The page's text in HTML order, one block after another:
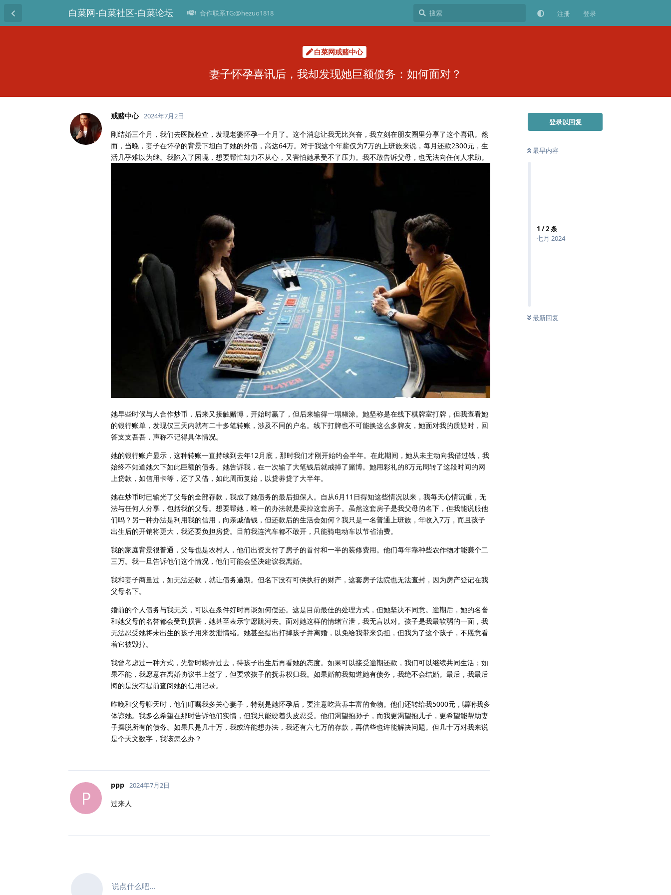
白菜网-白菜社区-白菜论坛 合作联系TG:@hezuo1818 注册 登录
白菜网戒赌中心
妻子怀孕喜讯后，我却发现她巨额债务：如何面对？
登录以回复
最早内容
1 /2条
七月 2024
最新回复
戒赌中心 2024年7月2日
刚结婚三个月，我们去医院检查，发现老婆怀孕一个月了。这个消息让我无比兴奋，我立刻在朋友圈里分享了这个喜讯。然
而，当晚，妻子在怀孕的背景下坦白了她的外债，高达64万。对于我这个年薪仅为7万的上班族来说，每月还款2300元，生
活几乎难以为继。我陷入了困境，想要帮忙却力不从心，又害怕她承受不了压力。我不敢告诉父母，也无法向任何人求助。
她早些时候与人合作炒币，后来又接触赌博，开始时赢了，但后来输得一塌糊涂。她坚称是在线下棋牌室打牌，但我查看她
的银行账单，发现仅三天内就有二十多笔转账，涉及不同的户名。线下打牌也不可能换这么多牌友，她面对我的质疑时，回
答支支吾吾，声称不记得具体情况。
她的银行账户显示，这种转账一直持续到去年12月底，那时我们才刚开始约会半年。在此期间，她从未主动向我借过钱，我
始终不知道她欠下如此巨额的债务。她告诉我，在一次输了大笔钱后就戒掉了赌博。她用彩礼的8万元周转了这段时间的网
上贷款，如信用卡等，还了又借，如此周而复始，以贷养贷了大半年。
她在炒币时已输光了父母的全部存款，我成了她债务的最后担保人。自从6月11日得知这些情况以来，我每天心情沉重，无
法与任何人分享，包括我的父母。想要帮她，唯一的办法就是卖掉这套房子。虽然这套房子是我父母的名下，但我能说服他
们吗？另一种办法是利用我的信用，向亲戚借钱，但还款后的生活会如何？我只是一名普通上班族，年收入7万，而且孩子
出生后的开销将更大，我还要负担房贷。目前我连汽车都不敢开，只能骑电动车以节省油费。
我的家庭背景很普通，父母也是农村人，他们出资支付了房子的首付和一半的装修费用。他们每年靠种些农作物才能赚个二
三万。我一旦告诉他们这个情况，他们可能会坚决建议我离婚。
我和妻子商量过，如无法还款，就让债务逾期。但名下没有可供执行的财产，这套房子法院也无法查封，因为房产登记在我
父母名下。
婚前的个人债务与我无关，可以在条件好时再谈如何偿还。这是目前最佳的处理方式，但她坚决不同意。逾期后，她的名誉
和她父母的名誉都会受到损害，她甚至表示宁愿跳河去。面对她这样的情绪宣泄，我无言以对。孩子是我最软弱的一面，我
无法忍受她将未出生的孩子用来发泄情绪。她甚至提出打掉孩子并离婚，以免给我带来负担，但我为了这个孩子，不愿意看
着它被毁掉。
我曾考虑过一种方式，先暂时糊弄过去，待孩子出生后再看她的态度。如果可以接受逾期还款，我们可以继续共同生活；如
果不能，我愿意在离婚协议书上签字，但要求孩子的抚养权归我。如果婚前我知道她有债务，我绝不会结婚。最后，我最后
悔的是没有提前查阅她的信用记录。
昨晚和父母聊天时，他们叮嘱我多关心妻子，特别是她怀孕后，要注意吃营养丰富的食物。他们还转给我5000元，嘱咐我多
体谅她。我多么希望在那时告诉他们实情，但我只能硬着头皮忍受。他们渴望抱孙子，而我更渴望抱儿子，更希望能帮助妻
子摆脱所有的债务。如果只是几十万，我或许能想办法，我还有六七万的存款，再借些也许能解决问题。但几十万对我来说
是个天文数字，我该怎么办？
P
ppp 2024年7月2日
过来人
说点什么吧...